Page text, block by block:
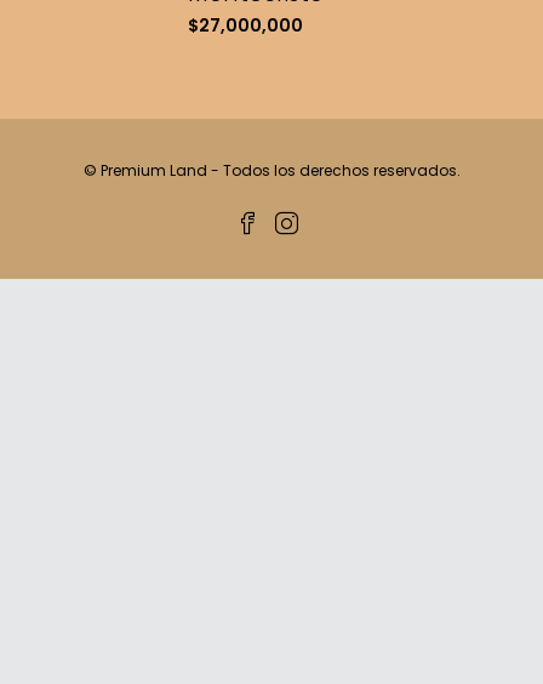
$27,000,000
© Premium Land - Todos los derechos reservados.